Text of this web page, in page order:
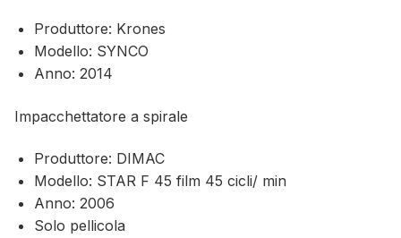
Produttore: Krones
Modello: SYNCO
Anno: 2014
Impacchettatore a spirale
Produttore: DIMAC
Modello: STAR F 45 film 45 cicli/ min
Anno: 2006
Solo pellicola